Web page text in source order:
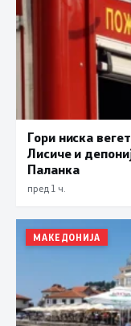
Гори ниска
Лисиче и
Паланка
пред 1 ч.
МАКЕДОНИЈА